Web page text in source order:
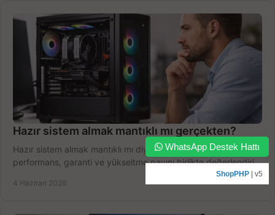
Hazır sistem almak mantıklı mı gerçekten?
Hazır sistem almak mantıklı mı diye düşünüyorsanız bütçe,
performans, garanti ve yükseltme payını birlikte değerlendirin,
4 Haziran 2026
WhatsApp Destek Hattı
ShopPHP | v5